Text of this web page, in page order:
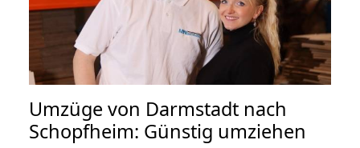
Umzüge von Darmstadt nach
Schopfheim: Günstig umziehen